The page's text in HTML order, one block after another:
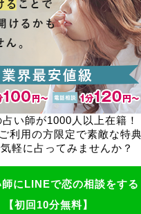
い師が1000人以上在籍！
利用の方限定で素敵な特典
軽に占ってみませんか？
にLINEで恋の相談をする
【初回10分無料】